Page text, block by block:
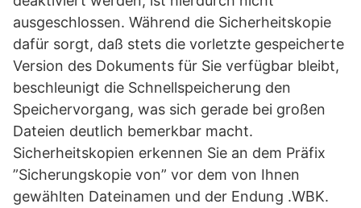
ausgeschlossen. Während die Sicherheitskopie
dafür sorgt, daß stets die vorletzte gespeicherte
Version des Dokuments für Sie verfügbar bleibt,
beschleunigt die Schnellspeicherung den
Speichervorgang, was sich gerade bei großen
Dateien deutlich bemerkbar macht.
Sicherheitskopien erkennen Sie an dem Präfix
”Sicherungskopie von” vor dem von Ihnen
gewählten Dateinamen und der Endung .WBK.